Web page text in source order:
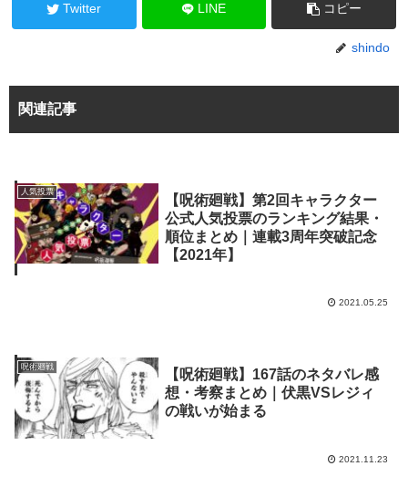
Twitter LINE コピー
shindo
関連記事
人気投票
【呪術廻戦】第2回キャラクター
公式人気投票のランキング結果・
順位まとめ｜連載3周年突破記念
【2021年】
2021.05.25
呪術廻戦
【呪術廻戦】167話のネタバレ感
想・考察まとめ｜伏黒VSレジィ
の戦いが始まる
2021.11.23